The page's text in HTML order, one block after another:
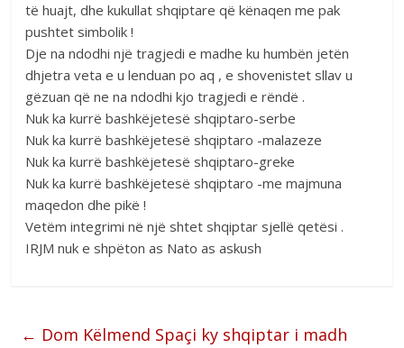
të huajt, dhe kukullat shqiptare që kënaqen me pak
pushtet simbolik !
Dje na ndodhi një tragjedi e madhe ku humbën jetën
dhjetra veta e u lenduan po aq , e shovenistet sllav u
gëzuan që ne na ndodhi kjo tragjedi e rëndë .
Nuk ka kurrë bashkëjetesë shqiptaro-serbe
Nuk ka kurrë bashkëjetesë shqiptaro -malazeze
Nuk ka kurrë bashkëjetesë shqiptaro-greke
Nuk ka kurrë bashkëjetesë shqiptaro -me majmuna
maqedon dhe pikë !
Vetëm integrimi në një shtet shqiptar sjellë qetësi .
IRJM nuk e shpëton as Nato as askush
← Dom Këlmend Spaçi ky shqiptar i madh